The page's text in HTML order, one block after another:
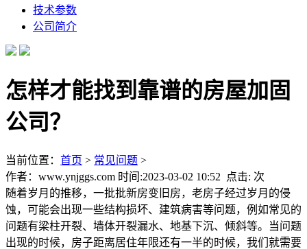
技术参数
公司简介
怎样才能找到靠谱的房屋加固
公司？
当前位置： 首页 > 常见问题 >
作者：www.ynjggs.com 时间:2023-03-02 10:52 点击: 次
随着岁月的推移，一批批新房变旧房，老房子经过岁月的侵
蚀，可能会出现一些结构损坏、建筑病害等问题，例如常见的
问题有梁柱开裂、墙体开裂漏水、地基下沉、倾斜等。当问题
出现的时候，房子距离居住年限还有一半的时候，我们就需要